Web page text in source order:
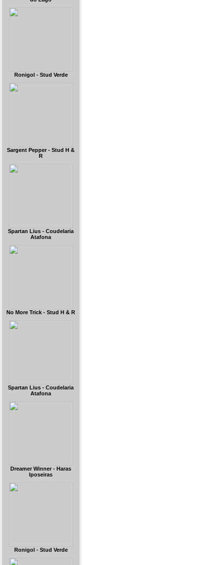
Ronigol - Stud Verde
Sargent Pepper - Stud H &
R
Spartan Lius - Coudelaria
Atafona
No More Trick - Stud H & R
Spartan Lius - Coudelaria
Atafona
Dreamer Winner - Haras
Iposeiras
Ronigol - Stud Verde